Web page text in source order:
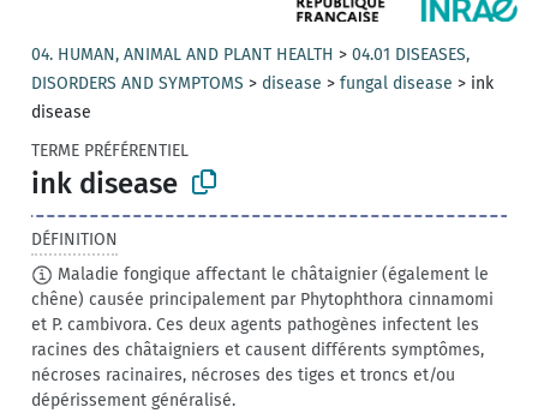
04. HUMAN, ANIMAL AND PLANT HEALTH >04.01 DISEASES,
DISORDERS AND SYMPTOMS > disease >fungal disease > ink
disease
TERME PRÉFÉRENTIEL
ink disease
DÉFINITION
Maladie fongique affectant le châtaignier (également le
chêne) causée principalement par Phytophthora cinnamomi
et P. cambivora. Ces deux agents pathogènes infectent les
racines des châtaigniers et causent différents symptômes,
nécroses racinaires, nécroses des tiges et troncs et/ou
dépérissement généralisé.